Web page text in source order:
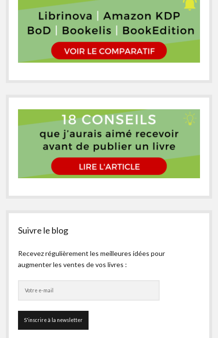
Suivre le blog
Recevez régulièrement les meilleures idées pour
augmenter les ventes de vos livres :